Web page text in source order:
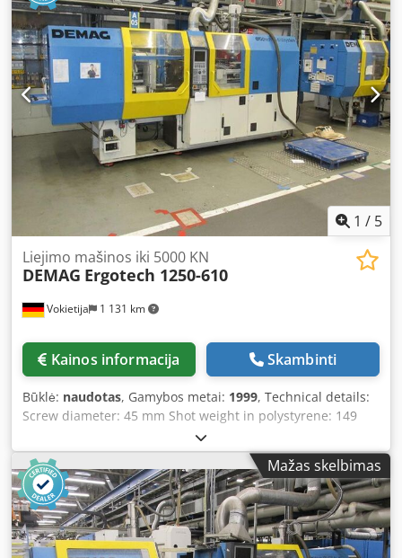
component machines – for injection unit 2 - 60 injection
unit for horizontal injection into the parting line as the 3rd
injection unit - On VE 906/00, the 60 injection unit in L-
position: unit lowered by 70 mm - Plasticizing cylinder
assembly 15 mm (without nozzle), with relocated feed
throat and pressure reducing valve - Open nozzle 15 mm,
wear-resistant, without heating band (L-position) - Nozzle
tip with radius 15 (L-position) - Heating band for open
nozzle (L-position) - Position-regulated screw for the third
injection unit - Documentation/manual
1 / 5
Vokietija 1 131 km
Liejimo mašinos iki 5000 KN
DEMAG Ergotech 1250-610
Kainos informacija Skambinti
Būklė: naudotas, Gamybos metai: 1999, Technical details:
Screw diameter: 45 mm Shot weight in polystyrene: 149
g/PS Codpfx Aewvkgmjaheha Clamping force: 1250 kN
9302423 INJECTION MOULDING MACHINE, DEMAG-
FOERDERTECHNIK, year of manufacture 1999 9307836
TEMPERATURE CONTROL UNIT, PIOVAN GMBH GARCHING,
THW9, year of manufacture 2011 784065 TEMPERATURE
CONTROL UNIT, PLASTIC SERVICE GMBH, HRS 24I, year of
manufacture 2003
Mažas skelbimas